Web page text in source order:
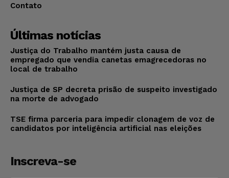
Contato
Últimas notícias
Justiça do Trabalho mantém justa causa de
empregado que vendia canetas emagrecedoras no
local de trabalho
Justiça de SP decreta prisão de suspeito investigado
na morte de advogado
TSE firma parceria para impedir clonagem de voz de
candidatos por inteligência artificial nas eleições
Inscreva-se